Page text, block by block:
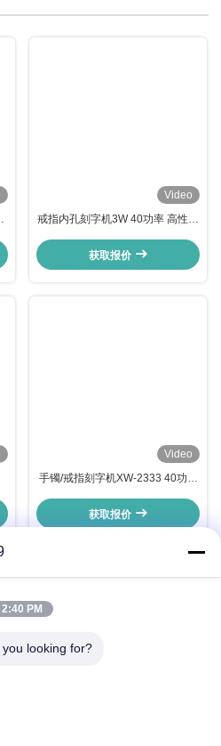
Video
戒指内孔刻字机3W 40功率 高性能
获取报价
Video
手镯/戒指刻字机XW-2333 40功率
获取报价
2:40 PM
looking for?